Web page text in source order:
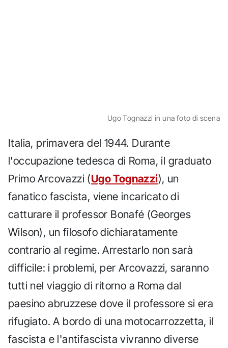
Ugo Tognazzi in una foto di scena
Italia, primavera del 1944. Durante
l'occupazione tedesca di Roma, il graduato
Primo Arcovazzi (Ugo Tognazzi), un
fanatico fascista, viene incaricato di
catturare il professor Bonafé (Georges
Wilson), un filosofo dichiaratamente
contrario al regime. Arrestarlo non sarà
difficile: i problemi, per Arcovazzi, saranno
tutti nel viaggio di ritorno a Roma dal
paesino abruzzese dove il professore si era
rifugiato. A bordo di una motocarrozzetta, il
fascista e l'antifascista vivranno diverse